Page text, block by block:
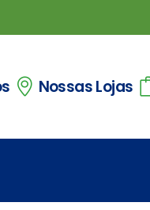
Nossas Lojas